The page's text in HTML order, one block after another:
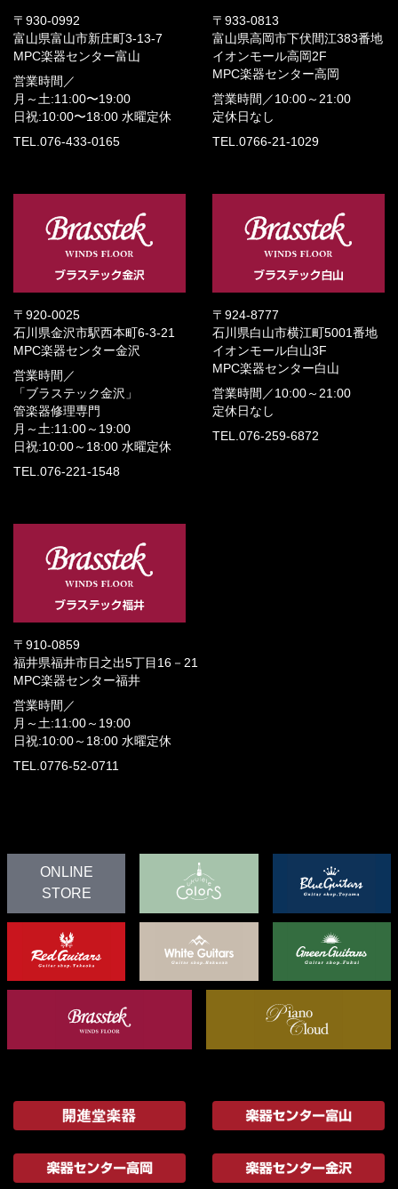
〒930-0992
富山県富山市新庄町3-13-7
MPC楽器センター富山
営業時間／
月～土:11:00〜19:00
日祝:10:00〜18:00 水曜定休
TEL.076-433-0165
〒933-0813
富山県高岡市下伏間江383番地
イオンモール高岡2F
MPC楽器センター高岡
営業時間／ 10:00～21:00
定休日なし
TEL.0766-21-1029
〒920-0025
石川県金沢市駅西本町6-3-21
MPC楽器センター金沢
営業時間／
「ブラステック金沢」
管楽器修理専門
月～土:11:00～19:00
日祝:10:00～18:00 水曜定休
TEL.076-221-1548
〒924-8777
石川県白山市横江町5001番地
イオンモール白山3F
MPC楽器センター白山
営業時間／ 10:00～21:00
定休日なし
TEL.076-259-6872
〒910-0859
福井県福井市日之出5丁目16－21
MPC楽器センター福井
営業時間／
月～土:11:00～19:00
日祝:10:00～18:00 水曜定休
TEL.0776-52-0711
ONLINE
STORE